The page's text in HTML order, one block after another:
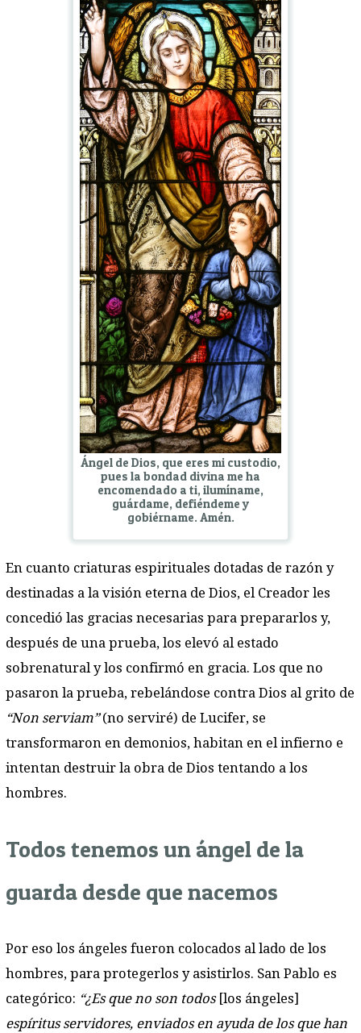
Ángel de Dios, que eres mi custodio,
pues la bondad divina me ha
encomendado a ti, ilumíname,
guárdame, defiéndeme y
gobiérname. Amén.
En cuanto criaturas espirituales dotadas de razón y
destinadas a la visión eterna de Dios, el Creador les
concedió las gracias necesarias para prepararlos y,
después de una prueba, los elevó al estado
sobrenatural y los confirmó en gracia. Los que no
pasaron la prueba, rebelándose contra Dios al grito de
“Non serviam”(no serviré) de Lucifer, se
transformaron en demonios, habitan en el infierno e
intentan destruir la obra de Dios tentando a los
hombres.
Todos tenemos un ángel de la
guarda desde que nacemos
Por eso los ángeles fueron colocados al lado de los
hombres, para protegerlos y asistirlos. San Pablo es
categórico: “¿Es que no son todos[los ángeles]
espíritus servidores, enviados en ayuda de los que han